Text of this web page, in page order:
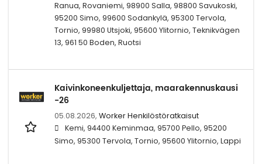
Ranua, Rovaniemi, 98900 Salla, 98800 Savukoski,
95200 Simo, 99600 Sodankylä, 95300 Tervola,
Tornio, 99980 Utsjoki, 95600 Ylitornio, Teknikvägen
13, 961 50 Boden, Ruotsi
Kaivinkoneenkuljettaja, maarakennuskausi
-26
05.08.2026, Worker Henkilöstöratkaisut
Kemi, 94400 Keminmaa, 95700 Pello, 95200
Simo, 95300 Tervola, Tornio, 95600 Ylitornio, Lappi